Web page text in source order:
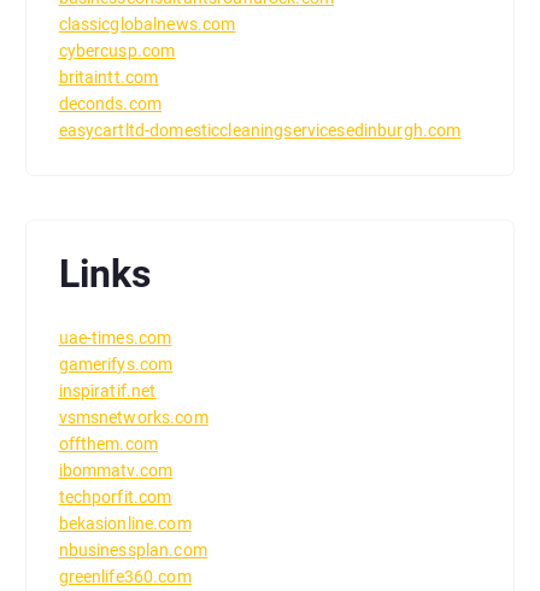
classicglobalnews.com
cybercusp.com
britaintt.com
deconds.com
easycartltd-domesticcleaningservicesedinburgh.com
Links
uae-times.com
gamerifys.com
inspiratif.net
vsmsnetworks.com
offthem.com
ibommatv.com
techporfit.com
bekasionline.com
nbusinessplan.com
greenlife360.com